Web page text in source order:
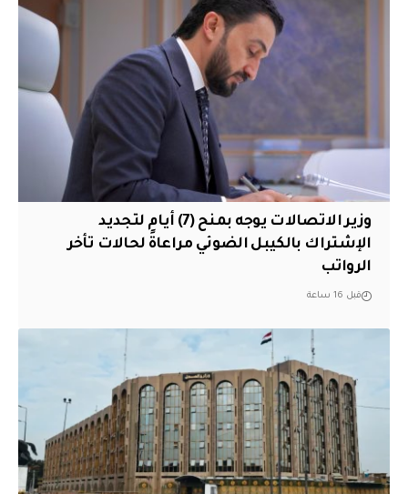
وزير الاتصالات يوجه بمنح (7) أيام لتجديد
الإشتراك بالكيبل الضوئي مراعاةً لحالات تأخر
الرواتب
قبل 16 ساعة